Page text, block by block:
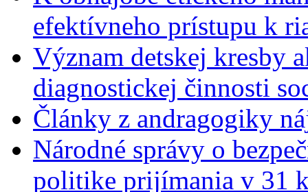
efektívneho prístupu k
Význam detskej kresby
diagnostickej činnosti
Články z andragogiky
Národné správy o
politike prijímania v 31